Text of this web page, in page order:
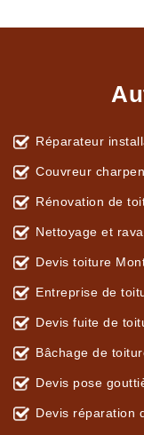
Réparateur
Couvreur
Rénovation de
Nettoyage et
Devis toiture
Entreprise de
Devis fuite de
Bâchage de
Devis pose
Devis réparation